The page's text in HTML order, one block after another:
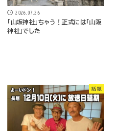
2026.07.26
「山坂神社」ちゃう！正式には「山阪
神社」でした
話題